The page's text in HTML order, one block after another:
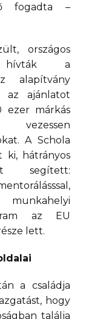
fogadta –
országos
hívták a
alapítvány
az ajánlatot
ezer márkás
A Schola
ki, hátrányos
segített:
az EU
lett.
a családja
hogy
találja